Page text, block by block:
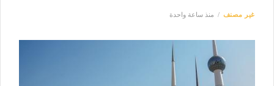
غير مصنف منذ ساعة واحدة